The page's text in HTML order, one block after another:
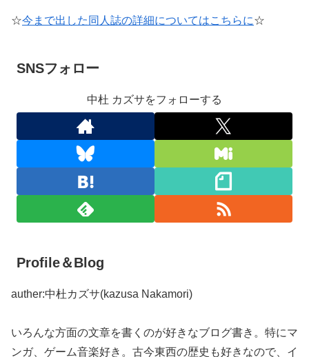
☆今まで出した同人誌の詳細についてはこちらに☆
SNSフォロー
中杜 カズサをフォローする
Profile＆Blog
auther:中杜カズサ(kazusa Nakamori)
いろんな方面の文章を書くのが好きなブログ書き。特にマ
ンガ、ゲーム音楽好き。古今東西の歴史も好きなので、イ